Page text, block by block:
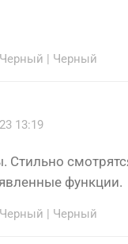
| Черный
13:19
Стильно
функции.
Черный